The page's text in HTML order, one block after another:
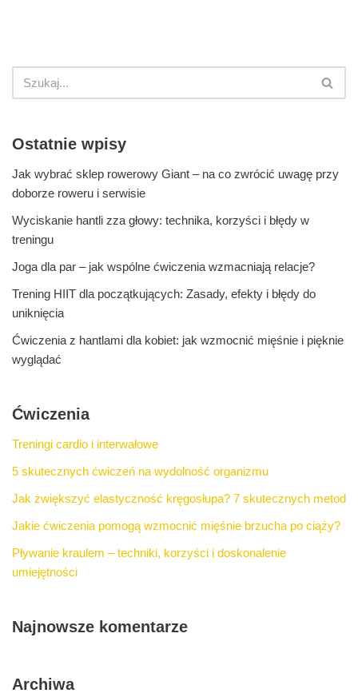
Ostatnie wpisy
Jak wybrać sklep rowerowy Giant – na co zwrócić uwagę przy
doborze roweru i serwisie
Wyciskanie hantli zza głowy: technika, korzyści i błędy w
treningu
Joga dla par – jak wspólne ćwiczenia wzmacniają relacje?
Trening HIIT dla początkujących: Zasady, efekty i błędy do
uniknięcia
Ćwiczenia z hantlami dla kobiet: jak wzmocnić mięśnie i pięknie
wyglądać
Ćwiczenia
Treningi cardio i interwałowe
5 skutecznych ćwiczeń na wydolność organizmu
Jak zwiększyć elastyczność kręgosłupa? 7 skutecznych metod
Jakie ćwiczenia pomogą wzmocnić mięśnie brzucha po ciąży?
Pływanie kraulem – techniki, korzyści i doskonalenie
umiejętności
Najnowsze komentarze
Archiwa